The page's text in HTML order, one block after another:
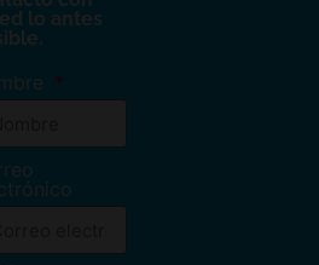
lo antes